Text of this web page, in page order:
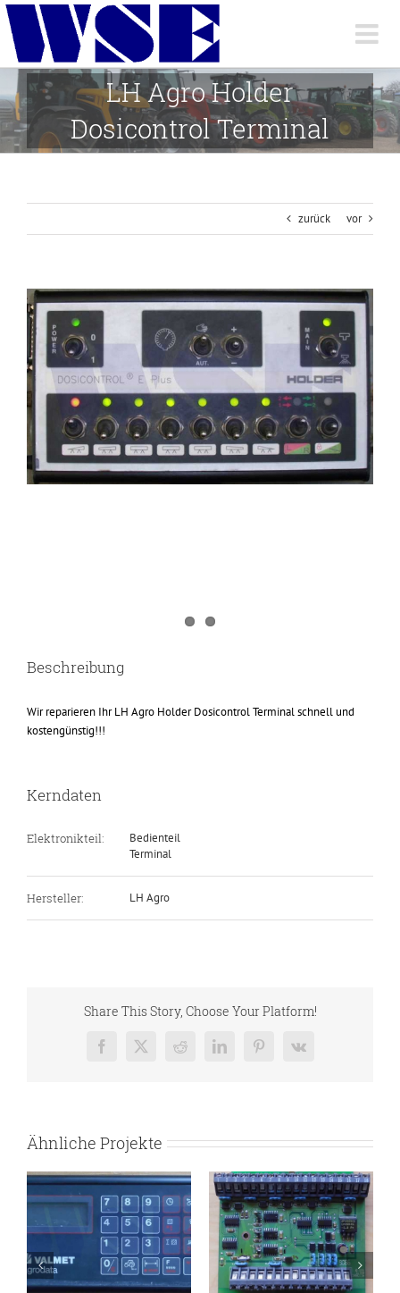
Skip
content
LH Agro Holder
Dosicontrol Terminal
zurück vor
View
Larger
Image
Beschreibung
Wir reparieren Ihr LH Agro Holder Dosicontrol Terminal schnell und
kostengünstig!!!
Kerndaten
Elektronikteil:
Bedienteil
Terminal
Hersteller: LH Agro
Share This Story, Choose Your Platform!
Facebook
X RedditLinkedInPinterest
Vk
Ähnliche Projekte